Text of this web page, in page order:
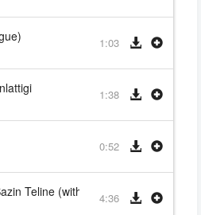
1:03
1:38
0:52
Teline (with Aliye Mutlu, feat. Aliye
4:36